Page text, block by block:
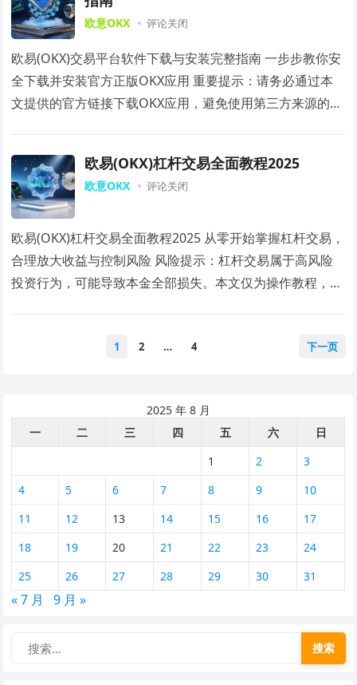
欧意OKX 评论关闭
欧易(OKX)交易平台软件下载与安装完整指南 一步步教你安
全下载并安装官方正版OKX应用 重要提示：请务必通过本
文提供的官方链接下载OKX应用，避免使用第三方来源的应
欧易(OKX)杠杆交易全面教程2025
欧意OKX 评论关闭
欧易(OKX)杠杆交易全面教程2025 从零开始掌握杠杆交易，
合理放大收益与控制风险 风险提示：杠杆交易属于高风险
投资行为，可能导致本金全部损失。本文仅为操作教程，不
1 2 … 4 下一页
2025 年 8 月
一
二 三 四 五 六
日
1
2
3
4
5 6 7 8 9
10
11
12 13 14 15 16
17
18
19 20 21 22 23
24
25
26 27 28 29 30 31
« 7 月 9 月 »
搜索